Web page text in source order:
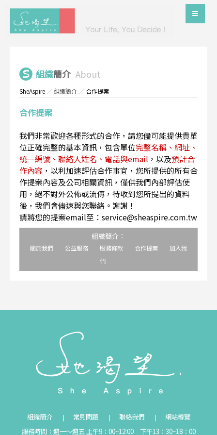
組織簡介 About
SheAspire ／組織簡介 ／ 合作提案
合作提案
我們非常歡迎各種形式的合作，請您儘可能提供貴單
位正確完整的基本資訊，包含單位完整名稱、網址、
統一編號、聯絡人姓名、電話與email ，以及預計合
作內容 ，以利加速評估合作事宜，您所提供的所有合
作提案內容及公司相關資訊，僅供我們內部評估使
用，絕不對外公佈或流傳，待收到您所提出的資料
後，我們會儘速與您聯絡。謝謝！
請將您的提案email至：service@sheaspire.com.tw
組織簡介：
關於我們 公益服務 服務條款 合作提案
加入我
們
組織簡介 常見問題 聯絡我們
網站導覽
服務時間：週一～週五 上午9：00~12:00 下午13：30~18：00